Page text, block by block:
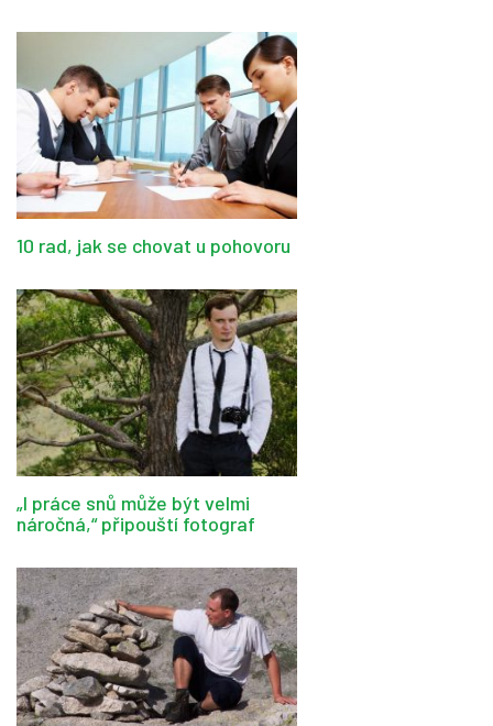
10 rad, jak se chovat u pohovoru
„I práce snů může být velmi
náročná,“ připouští fotograf